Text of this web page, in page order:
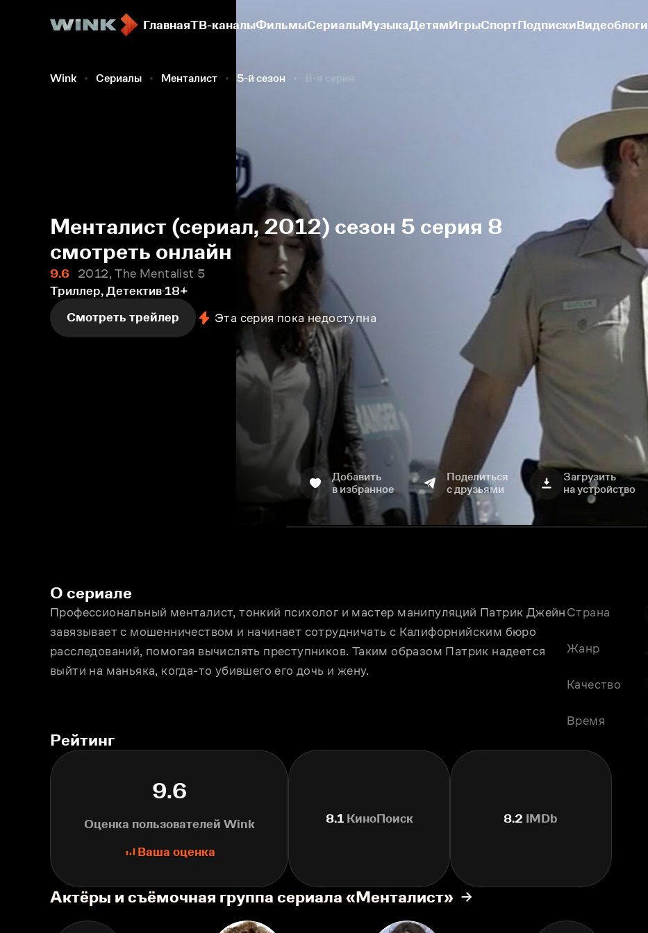
ГлавнаяТВ-каналыФильмыСериалыМузыкаДетямИгрыСпортПодпискиВидеоблоги
Wink Сериалы Менталист 5-й сезон
Менталист (сериал, 2012) сезон 5 серия 8
смотреть онлайн
9.6
2012, The Mentalist 5
Триллер, Детектив 18+
Смотреть трейлер
Эта серия пока недоступна
Добавить
в избранное
Поделиться
с друзьями
Загрузить
на устройство
О сериале
Профессиональный менталист, тонкий психолог и мастер манипуляций Патрик Джейн
завязывает с мошенничеством и начинает сотрудничать с Калифорнийским бюро
расследований, помогая вычислять преступников. Таким образом Патрик надеется
выйти на маньяка, когда-то убившего его дочь и жену.
Страна
Жанр
Качество
Время
Рейтинг
9.6
Оценка пользователей Wink
Ваша оценка
8.1КиноПоиск 8.2 IMDb
Актёры и съёмочная группа сериала «Менталист»